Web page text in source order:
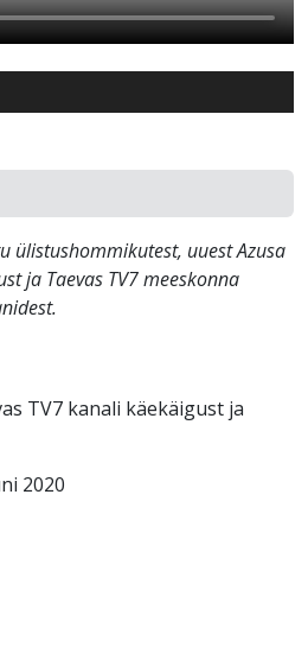
ülistushommikutest, uuest Azusa
ja Taevas TV7 meeskonna
TV7 kanali käekäigust ja
2020